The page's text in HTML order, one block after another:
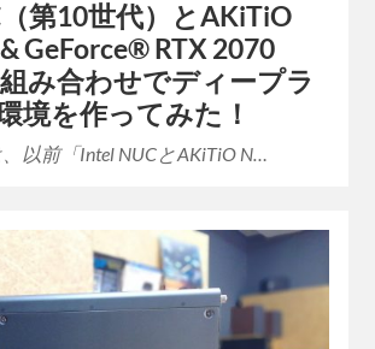
第10世代）とAKiTiO
GeForce® RTX 2070
組み合わせでディープラ
境を作ってみた！
以前「Intel NUCとAKiTiO N…